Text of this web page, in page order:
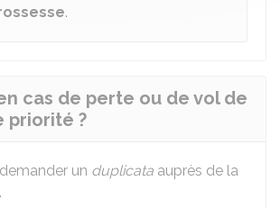
.
cas de perte ou de vol de
priorité ?
un duplicata auprès de la